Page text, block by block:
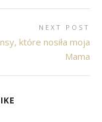
NEXT POST
które nosiła moja
Mama